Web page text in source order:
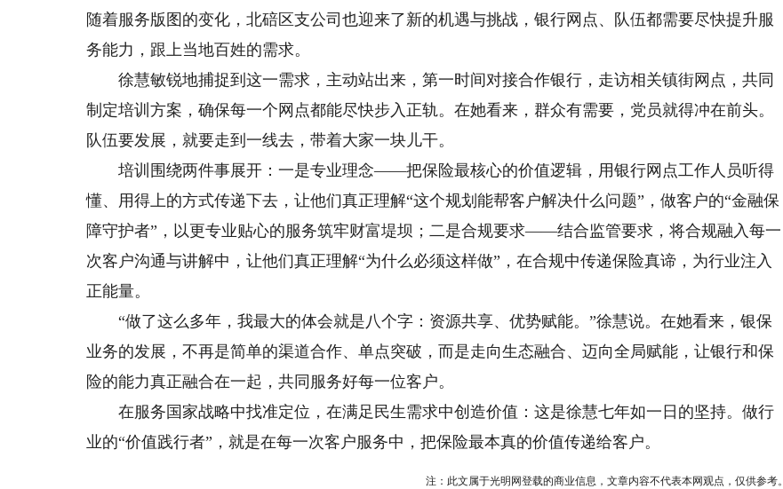
随着服务版图的变化，北碚区支公司也迎来了新的机遇与挑战，银行网点、队伍都需要尽快提升服
务能力，跟上当地百姓的需求。
徐慧敏锐地捕捉到这一需求，主动站出来，第一时间对接合作银行，走访相关镇街网点，共同
制定培训方案，确保每一个网点都能尽快步入正轨。在她看来，群众有需要，党员就得冲在前头。
队伍要发展，就要走到一线去，带着大家一块儿干。
培训围绕两件事展开：一是专业理念——把保险最核心的价值逻辑，用银行网点工作人员听得
懂、用得上的方式传递下去，让他们真正理解“这个规划能帮客户解决什么问题”，做客户的“金融保
障守护者”，以更专业贴心的服务筑牢财富堤坝；二是合规要求——结合监管要求，将合规融入每一
次客户沟通与讲解中，让他们真正理解“为什么必须这样做”，在合规中传递保险真谛，为行业注入
正能量。
“做了这么多年，我最大的体会就是八个字：资源共享、优势赋能。”徐慧说。在她看来，银保
业务的发展，不再是简单的渠道合作、单点突破，而是走向生态融合、迈向全局赋能，让银行和保
险的能力真正融合在一起，共同服务好每一位客户。
在服务国家战略中找准定位，在满足民生需求中创造价值：这是徐慧七年如一日的坚持。做行
业的“价值践行者”，就是在每一次客户服务中，把保险最本真的价值传递给客户。
注：此文属于光明网登载的商业信息，文章内容不代表本网观点，仅供参考。